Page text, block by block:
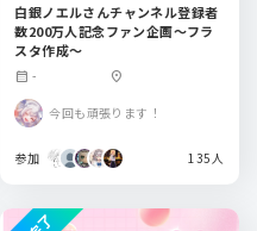
白銀ノエルさんチャンネル登録者
数200万人記念ファン企画～フラ
スタ作成～
calendar_month - location_on
今回も頑張ります！
参加 135人